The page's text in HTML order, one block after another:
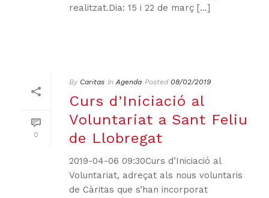
realitzat.Dia: 15 i 22 de març [...]
0
By Caritas In Agenda Posted 08/02/2019
Curs d’Iniciació al
Voluntariat a Sant Feliu
de Llobregat
2019-04-06 09:30Curs d’Iniciació al
Voluntariat, adreçat als nous voluntaris
de Càritas que s’han incorporat